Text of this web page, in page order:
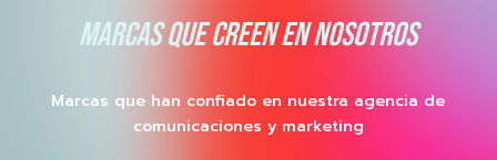
MARCAS QUE CREEN EN NOSOTROS
Marcas que han confiado en nuestra agencia de
comunicaciones y marketing